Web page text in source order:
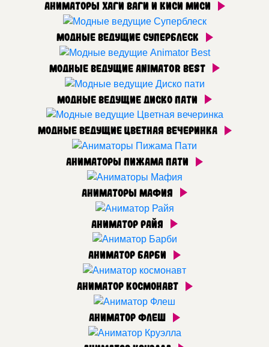
Аниматоры Хаги Ваги и Киси Миси
Модные ведущие Суперблеск
Модные ведущие Animator Best
Модные ведущие Диско пати
Модные ведущие Цветная вечеринка
Аниматоры Пижама Пати
Аниматоры Мафия
Аниматор Райя
Аниматор Барби
Аниматор космонавт
Аниматор Флеш